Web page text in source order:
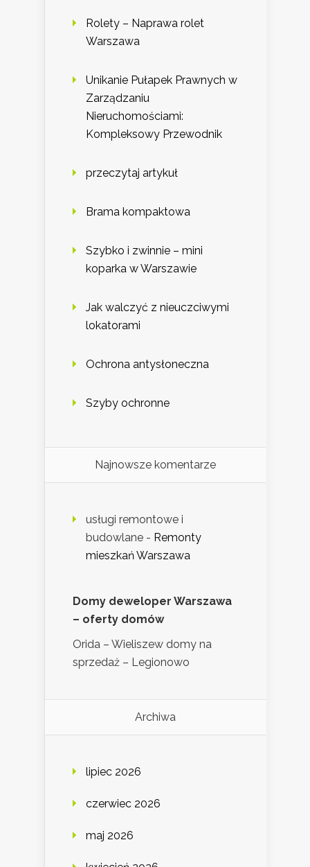
Rolety – Naprawa rolet
Warszawa
Unikanie Pułapek Prawnych w
Zarządzaniu
Nieruchomościami:
Kompleksowy Przewodnik
przeczytaj artykuł
Brama kompaktowa
Szybko i zwinnie – mini
koparka w Warszawie
Jak walczyć z nieuczciwymi
lokatorami
Ochrona antysłoneczna
Szyby ochronne
Najnowsze komentarze
usługi remontowe i
budowlane - Remonty
mieszkań Warszawa
Domy deweloper Warszawa
– oferty domów
Orida – Wieliszew domy na
sprzedaż – Legionowo
Archiwa
lipiec 2026
czerwiec 2026
maj 2026